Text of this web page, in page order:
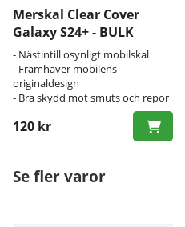
Merskal Clear Cover
Galaxy S24+ - BULK
- Nästintill osynligt mobilskal
- Framhäver mobilens
originaldesign
- Bra skydd mot smuts och repor
120 kr
Se fler varor